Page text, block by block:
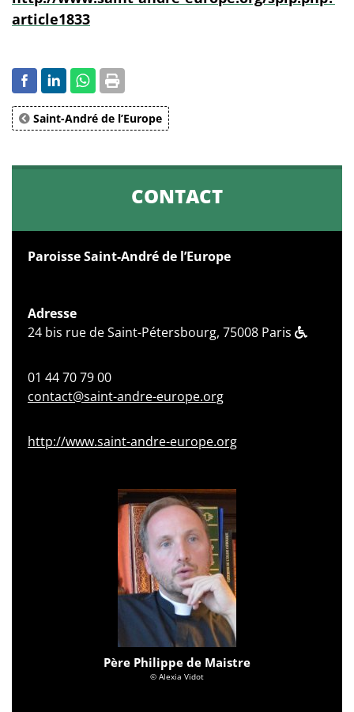
article1833
Saint-André de l’Europe
CONTACT
Paroisse Saint-André de l’Europe
Adresse
24 bis rue de Saint-Pétersbourg, 75008 Paris
01 44 70 79 00
contact@saint-andre-europe.org
http://www.saint-andre-europe.org
Père Philippe de Maistre
© Alexia Vidot